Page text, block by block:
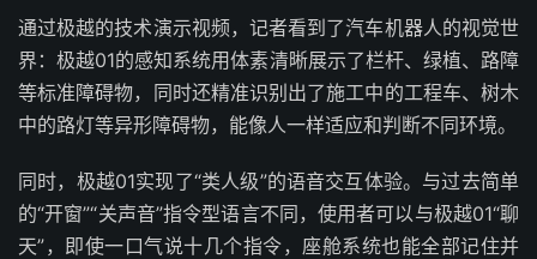
通过极越的技术演示视频，记者看到了汽车机器人的视觉世
界：极越01的感知系统用体素清晰展示了栏杆、绿植、路障
等标准障碍物，同时还精准识别出了施工中的工程车、树木
中的路灯等异形障碍物，能像人一样适应和判断不同环境。
同时，极越01实现了“类人级”的语音交互体验。与过去简单
的“开窗”“关声音”指令型语言不同，使用者可以与极越01“聊
天”，即使一口气说十几个指令，座舱系统也能全部记住并